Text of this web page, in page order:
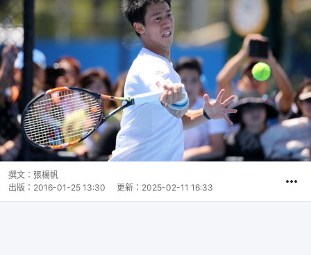
撰文： 張楊帆
出版： 2016-01-25 13:30 更新： 2025-02-11 16:33